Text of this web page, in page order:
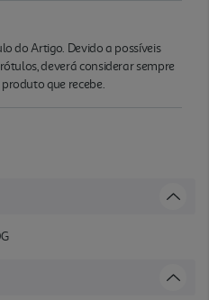
do Artigo. Devido a possíveis
deverá considerar sempre
que recebe.